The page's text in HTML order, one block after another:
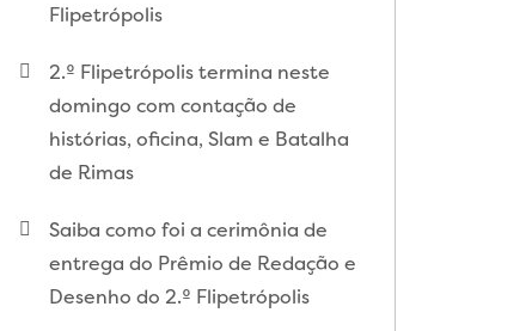
Flipetrópolis
2.º Flipetrópolis termina neste
domingo com contação de
histórias, oficina, Slam e Batalha
de Rimas
Saiba como foi a cerimônia de
entrega do Prêmio de Redação e
Desenho do 2.º Flipetrópolis